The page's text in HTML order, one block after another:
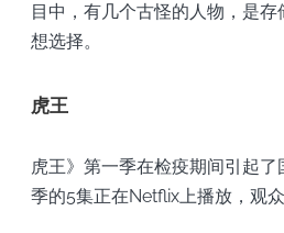
目中，有几个古怪的人物，是
想选择。
虎王
虎王》第一季在检疫期间引起
季的5集正在Netflix上播放，观众